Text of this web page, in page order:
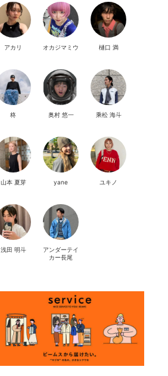
アカリ オカジマミウ 樋口 満
柊 奥村 悠一 乘松 海斗
山本 夏芽 yane ユキノ
浅田 明斗
アンダーテイ
カー長尾